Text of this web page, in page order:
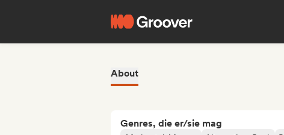
About
Genres, die er/sie mag